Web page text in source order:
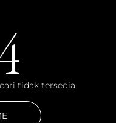
tidak tersedia